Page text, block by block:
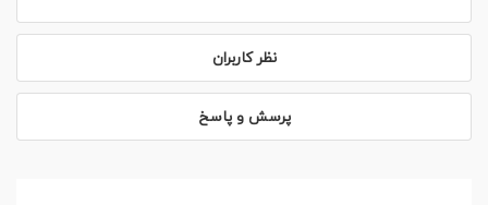
نظر کاربران
پرسش و پاسخ